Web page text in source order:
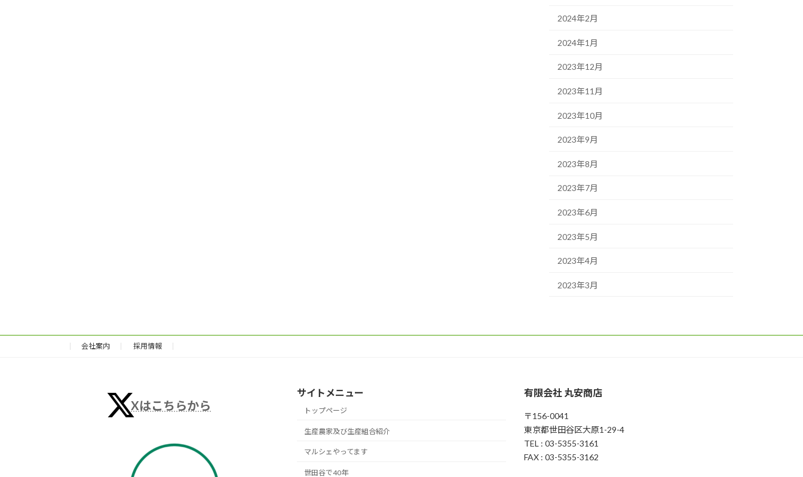
2024年2月
2024年1月
2023年12月
2023年11月
2023年10月
2023年9月
2023年8月
2023年7月
2023年6月
2023年5月
2023年4月
2023年3月
会社案内 採用情報
Xはこちらから
サイトメニュー
トップページ
生産農家及び生産組合紹介
マルシェやってます
世田谷で40年
有限会社 丸安商店
〒156-0041
東京都世田谷区大原1-29-4
TEL : 03-5355-3161
FAX : 03-5355-3162